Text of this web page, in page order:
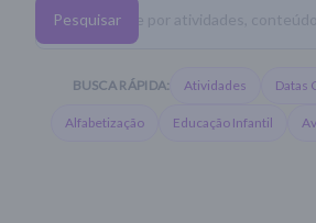
Pesquisar
BUSCA RÁPIDA: Atividades Datas
Alfabetização Educação Infantil